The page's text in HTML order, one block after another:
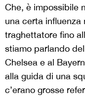
Che, è impossibile
una certa influenza
traghettatore fino
stiamo parlando
Chelsea e al
alla guida di una
c’erano grosse